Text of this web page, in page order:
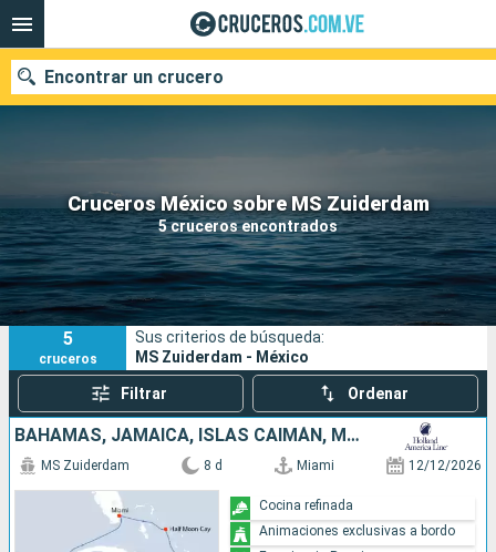
Cruceros México sobre MS Zuiderdam
5 cruceros encontrados
Encontrar un crucero
Nuestros destinos
Fecha de salida
Puertos Compañías
Buscar
5
cruceros
Sus criterios de búsqueda:
MS Zuiderdam - México
Filtrar Ordenar
BAHAMAS, JAMAICA, ISLAS CAIMÁN, MÉXICO, ESTADOS UNIDOS
MS Zuiderdam 8 d Miami 12/12/2026
Cocina refinada
Animaciones exclusivas a bordo